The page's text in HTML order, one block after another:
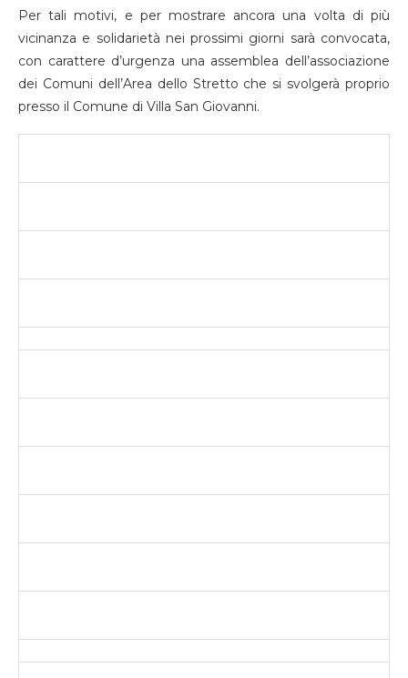
Per tali motivi, e per mostrare ancora una volta di più
vicinanza e solidarietà nei prossimi giorni sarà convocata,
con carattere d’urgenza una assemblea dell’associazione
dei Comuni dell’Area dello Stretto che si svolgerà proprio
presso il Comune di Villa San Giovanni.